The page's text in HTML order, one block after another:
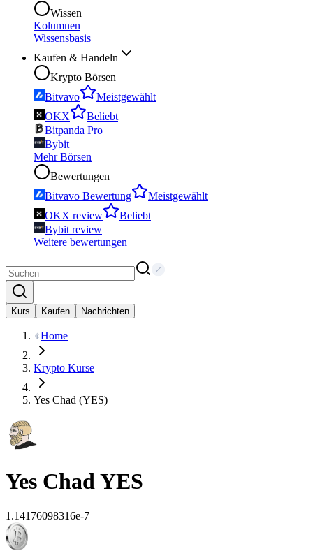
Wissen
Kolumnen
Wissensbasis
Kaufen & Handeln
Krypto Börsen
Bitvavo
Meistgewählt
OKX
Beliebt
Bitpanda Pro
Bybit
Mehr Börsen
Bewertungen
Bitvavo Bewertung
Meistgewählt
OKX review
Beliebt
Bybit review
Weitere bewertungen
Kurs Kaufen Nachrichten
Home
Krypto Kurse
Yes Chad (YES)
Yes ChadYES
1.14176098316e-7